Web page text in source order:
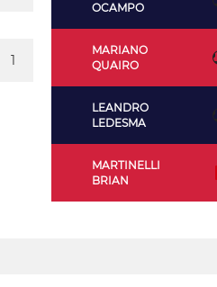
OCAMPO
MARIANO
QUAIRO
LEANDRO
LEDESMA
MARTINELLI
BRIAN
1